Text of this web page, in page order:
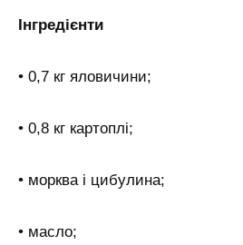
Інгредієнти
• 0,7 кг яловичини;
• 0,8 кг картоплі;
• морква і цибулина;
• масло;